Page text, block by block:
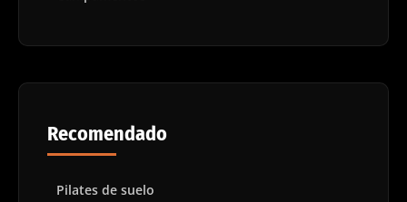
Recomendado
Pilates de suelo